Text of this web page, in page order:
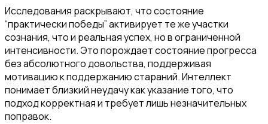
Исследования раскрывают, что состояние
“практически победы” активирует те же участки
сознания, что и реальная успех, но в ограниченной
интенсивности. Это порождает состояние прогресса
без абсолютного довольства, поддерживая
мотивацию к поддержанию стараний. Интеллект
понимает близкий неудачу как указание того, что
подход корректная и требует лишь незначительных
поправок.